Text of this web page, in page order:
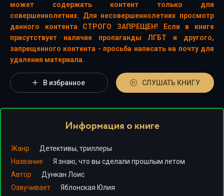
может содержать контент только для
совершеннолетних. Для несовершеннолетних просмотр
данного контента СТРОГО ЗАПРЕЩЕН! Если в книге
присутствует наличие пропаганды ЛГБТ и другого,
запрещенного контента - просьба написать на почту для
удаления материала.
В избранное СЛУШАТЬ КНИГУ
Информация о книге
Жанр
Детективы, триллеры
Название
Я знаю, что вы сделали прошлым летом
Автор
Дункан Лоис
Озвучивает
Яблонская Юлия